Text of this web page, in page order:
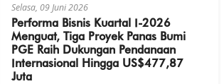
Selasa, 09 Juni 2026
Performa Bisnis Kuartal I-2026
Menguat, Tiga Proyek Panas Bumi
PGE Raih Dukungan Pendanaan
Internasional Hingga US$477,87
Juta